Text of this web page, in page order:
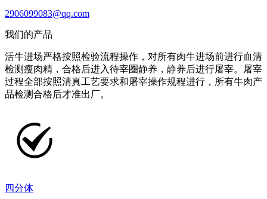
2906099083@qq.com
我们的产品
活牛进场严格按照检验流程操作，对所有肉牛进场前进行血清
检测瘦肉精，合格后进入待宰圈静养，静养后进行屠宰。屠宰
过程全部按照清真工艺要求和屠宰操作规程进行，所有牛肉产
品检测合格后才准出厂。
四分体